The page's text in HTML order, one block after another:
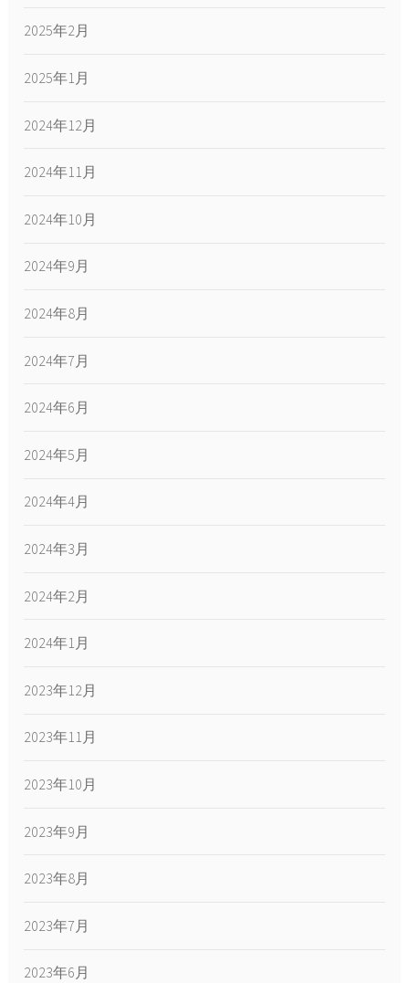
2025年2月
2025年1月
2024年12月
2024年11月
2024年10月
2024年9月
2024年8月
2024年7月
2024年6月
2024年5月
2024年4月
2024年3月
2024年2月
2024年1月
2023年12月
2023年11月
2023年10月
2023年9月
2023年8月
2023年7月
2023年6月